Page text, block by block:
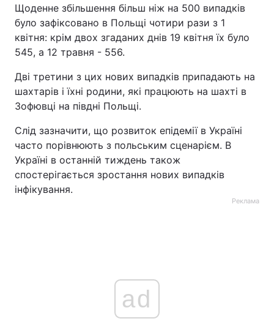
Щоденне збільшення більш ніж на 500 випадків
було зафіксовано в Польщі чотири рази з 1
квітня: крім двох згаданих днів 19 квітня їх було
545, а 12 травня - 556.
Дві третини з цих нових випадків припадають на
шахтарів і їхні родини, які працюють на шахті в
Зофювці на півдні Польщі.
Слід зазначити, що розвиток епідемії в Україні
часто порівнюють з польським сценарієм. В
Україні в останній тиждень також
спостерігається зростання нових випадків
інфікування.
Реклама
ad